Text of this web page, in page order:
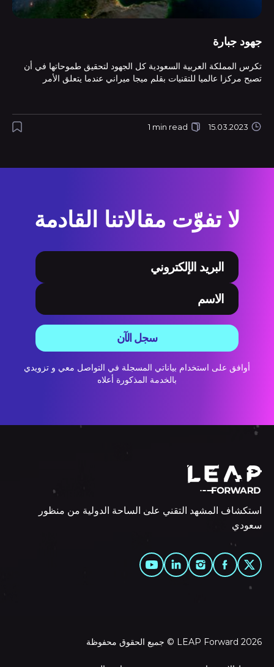
جهود جبارة
تكرس المملكة العربية السعودية كل الجهود لتحقيق طموحاتها في أن
تصبح مركزا عالميا للتقنيات بقلم ميجا ميراني عندما يتعلق الأمر
15.03.2023
1 min read
لا تفوّت مقالاتنا القادمة
سجل الآن
أوافق على استخدام بياناتي المسجلة في التواصل معي و تزويدي
بالخدمة المذكورة أعلاه
استكشاف المشهد التقني على الساحة الدولية من منظور
سعودي
LEAP Forward 2026 © جميع الحقوق محفوظة